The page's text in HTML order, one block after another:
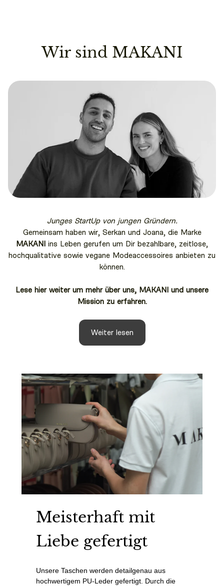
Wir sind MAKANI
Junges StartUp von jungen Gründern.
Gemeinsam haben wir, Serkan und Joana, die Marke
MAKANI ins Leben gerufen um Dir bezahlbare, zeitlose,
hochqualitative sowie vegane Modeaccessoires anbieten zu
können.
Lese hier weiter um mehr über uns, MAKANI und unsere
Mission zu erfahren.
Weiter lesen
Meisterhaft mit
Liebe gefertigt
Unsere Taschen werden detailgenau aus
hochwertigem PU-Leder gefertigt. Durch die